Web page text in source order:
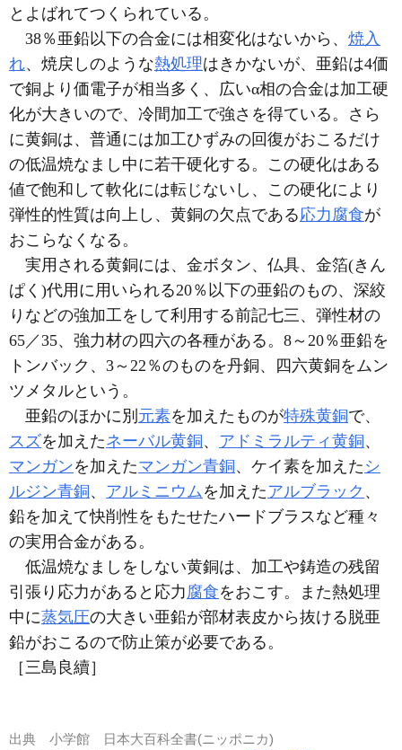
とよばれてつくられている。
38％亜鉛以下の合金には相変化はないから、 焼入
れ、焼戻しのような熱処理はきかないが、亜鉛は4価
で銅より価電子が相当多く、広いα相の合金は加工硬
化が大きいので、冷間加工で強さを得ている。さら
に黄銅は、普通には加工ひずみの回復がおこるだけ
の低温焼なまし中に若干硬化する。この硬化はある
値で飽和して軟化には転じないし、この硬化により
弾性的性質は向上し、黄銅の欠点である応力腐食が
おこらなくなる。
実用される黄銅には、金ボタン、仏具、金箔(きん
ぱく)代用に用いられる20％以下の亜鉛のもの、深絞
りなどの強加工をして利用する前記七三、弾性材の
65／35、強力材の四六の各種がある。8～20％亜鉛を
トンバック、3～22％のものを丹銅、四六黄銅をムン
ツメタルという。
亜鉛のほかに別 元素を加えたものが特殊黄銅で、
スズを加えたネーバル黄銅 、 アドミラルティ黄銅 、
マンガンを加えたマンガン青銅 、ケイ素を加えた シ
ルジン青銅 、 アルミニウムを加えたアルブラック 、
鉛を加えて快削性をもたせたハードブラスなど種々
の実用合金がある。
低温焼なましをしない黄銅は、加工や鋳造の残留
引張り応力があると応力腐食をおこす。また熱処理
中に蒸気圧の大きい亜鉛が部材表皮から抜ける脱亜
鉛がおこるので防止策が必要である。
［三島良續］
出典 小学館 日本大百科全書(ニッポニカ)